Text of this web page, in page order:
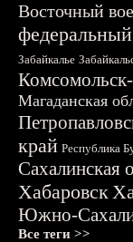
Восточный
Забайкалье
Магаданская
край Республика
Сахалинская
Хабаровск
Южно-
Все теги >>